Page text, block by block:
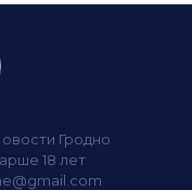
Гродно
18 лет